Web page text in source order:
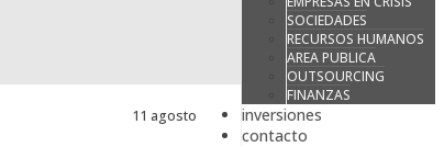
SOCIEDADES
RECURSOS HUMANOS
AREA PUBLICA
OUTSOURCING
FINANZAS
inversiones
contacto
11 agosto